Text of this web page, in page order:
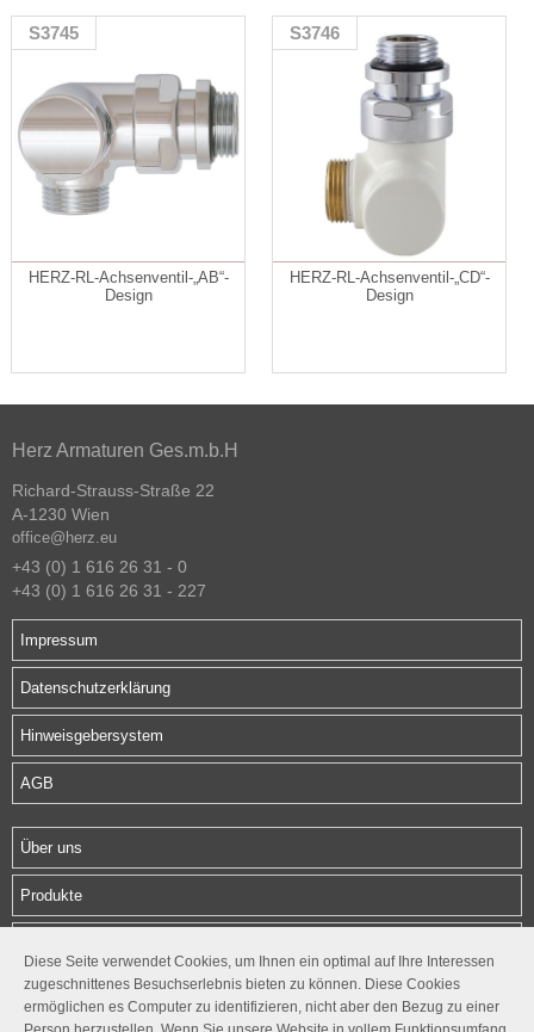
Diese Seite verwendet Cookies, um Ihnen ein optimal auf Ihre Interessen
zugeschnittenes Besuchserlebnis bieten zu können. Diese Cookies
ermöglichen es Computer zu identifizieren, nicht aber den Bezug zu einer
S3745
HERZ-RL-Achsenventil-„AB“-
Design
S3746
HERZ-RL-Achsenventil-„CD“-
Design
Herz Armaturen Ges.m.b.H
Richard-Strauss-Straße 22
A-1230 Wien
office@herz.eu
+43 (0) 1 616 26 31 - 0
+43 (0) 1 616 26 31 - 227
Impressum
Datenschutzerklärung
Hinweisgebersystem
AGB
Über uns
Produkte
Kontakt